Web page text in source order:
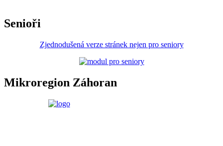
Senioři
Zjednodušená verze stránek nejen pro seniory
Mikroregion Záhoran